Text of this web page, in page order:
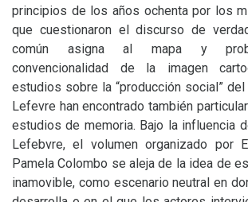
principios de los años ochenta por los
que cuestionaron el discurso de
común asigna al mapa y
convencionalidad de la imagen
estudios sobre la “producción social”
Lefevre han encontrado también
estudios de memoria. Bajo la influencia
Lefebvre, el volumen organizado por
Pamela Colombo se aleja de la idea de
inamovible, como escenario neutral en